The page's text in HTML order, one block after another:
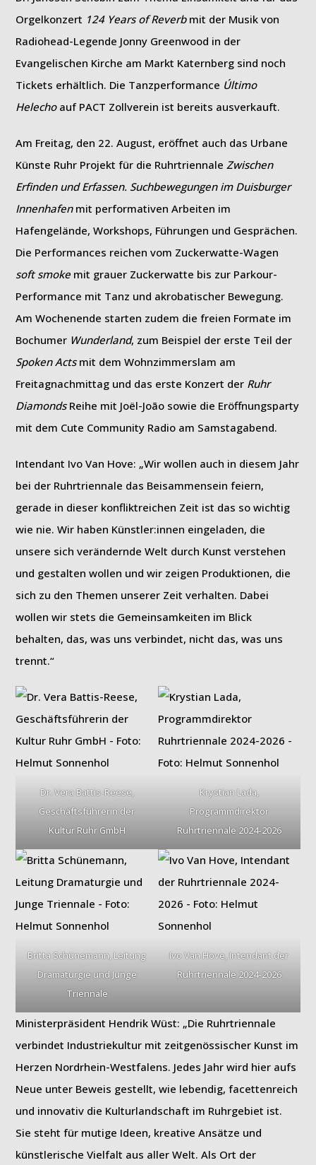
Orgelkonzert 124 Years of Reverb mit der Musik von
Radiohead-Legende Jonny Greenwood in der
Evangelischen Kirche am Markt Katernberg sind noch
Tickets erhältlich. Die Tanzperformance Último
Helechoauf PACT Zollverein ist bereits ausverkauft.
Am Freitag, den 22. August, eröffnet auch das Urbane
Künste Ruhr Projekt für die RuhrtriennaleZwischen
Erfinden und Erfassen. Suchbewegungen im Duisburger
Innenhafen mit performativen Arbeiten im
Hafengelände, Workshops, Führungen und Gesprächen.
Die Performances reichen vom Zuckerwatte-Wagen
soft smoke mit grauer Zuckerwatte bis zur Parkour-
Performance mit Tanz und akrobatischer Bewegung.
Am Wochenende starten zudem die freien Formate im
Bochumer Wunderland, zum Beispiel der erste Teil der
Spoken Actsmit dem Wohnzimmerslam am
Freitagnachmittag und das erste Konzert der Ruhr
DiamondsReihe mit Joël-João sowie die Eröffnungsparty
mit dem Cute Community Radio am Samstagabend.
Intendant Ivo Van Hove: „Wir wollen auch in diesem Jahr
bei der Ruhrtriennale das Beisammensein feiern,
gerade in dieser konfliktreichen Zeit ist das so wichtig
wie nie. Wir haben Künstler:innen eingeladen, die
unsere sich verändernde Welt durch Kunst verstehen
und gestalten wollen und wir zeigen Produktionen, die
sich zu den Themen unserer Zeit verhalten. Dabei
wollen wir stets die Gemeinsamkeiten im Blick
behalten, das, was uns verbindet, nicht das, was uns
trennt.“
Dr. Vera Battis-Reese,
Geschäftsführerin der
Kultur Ruhr GmbH
Krystian Lada,
Programmdirektor
Ruhrtriennale 2024-2026
Britta Schünemann, Leitung
Dramaturgie und Junge
Triennale
Ivo Van Hove, Intendant der
Ruhrtriennale 2024-2026
Ministerpräsident Hendrik Wüst: „Die Ruhrtriennale
verbindet Industriekultur mit zeitgenössischer Kunst im
Herzen Nordrhein-Westfalens. Jedes Jahr wird hier aufs
Neue unter Beweis gestellt, wie lebendig, facettenreich
und innovativ die Kulturlandschaft im Ruhrgebiet ist.
Sie steht für mutige Ideen, kreative Ansätze und
künstlerische Vielfalt aus aller Welt. Als Ort der